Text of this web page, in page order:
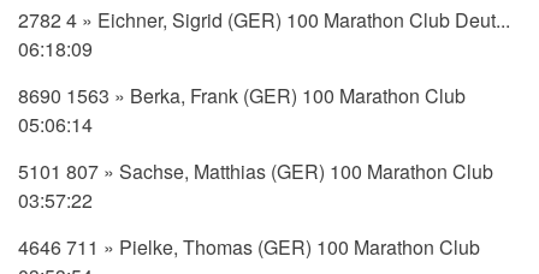
2782 4 » Eichner, Sigrid (GER) 100 Marathon Club Deut...
06:18:09
8690 1563 » Berka, Frank (GER) 100 Marathon Club
05:06:14
5101 807 » Sachse, Matthias (GER) 100 Marathon Club
03:57:22
4646 711 » Pielke, Thomas (GER) 100 Marathon Club